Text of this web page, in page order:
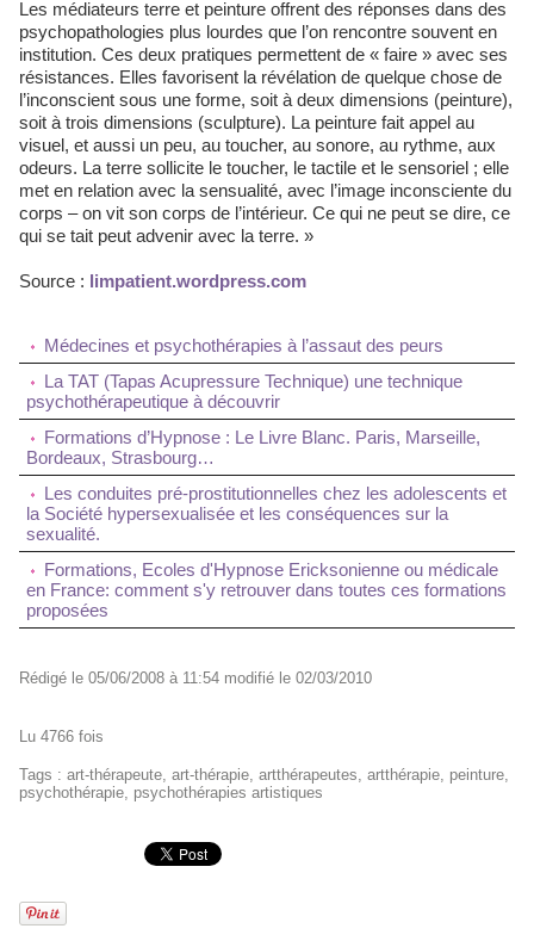
Les médiateurs terre et peinture offrent des réponses dans des
psychopathologies plus lourdes que l’on rencontre souvent en
institution. Ces deux pratiques permettent de « faire » avec ses
résistances. Elles favorisent la révélation de quelque chose de
l’inconscient sous une forme, soit à deux dimensions (peinture),
soit à trois dimensions (sculpture). La peinture fait appel au
visuel, et aussi un peu, au toucher, au sonore, au rythme, aux
odeurs. La terre sollicite le toucher, le tactile et le sensoriel ; elle
met en relation avec la sensualité, avec l’image inconsciente du
corps – on vit son corps de l’intérieur. Ce qui ne peut se dire, ce
qui se tait peut advenir avec la terre. »
Source : limpatient.wordpress.com
Médecines et psychothérapies à l’assaut des peurs
La TAT (Tapas Acupressure Technique) une technique
psychothérapeutique à découvrir
Formations d’Hypnose : Le Livre Blanc. Paris, Marseille,
Bordeaux, Strasbourg…
Les conduites pré-prostitutionnelles chez les adolescents et
la Société hypersexualisée et les conséquences sur la
sexualité.
Formations, Ecoles d'Hypnose Ericksonienne ou médicale
en France: comment s'y retrouver dans toutes ces formations
proposées
Rédigé le 05/06/2008 à 11:54 modifié le 02/03/2010
Lu 4766 fois
Tags : art-thérapeute, art-thérapie, artthérapeutes, artthérapie, peinture,
psychothérapie, psychothérapies artistiques